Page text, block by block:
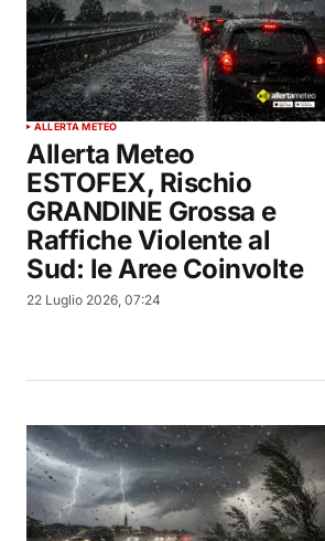
ALLERTA METEO
Allerta Meteo
ESTOFEX, Rischio
GRANDINE Grossa e
Raffiche Violente al
Sud: le Aree Coinvolte
22 Luglio 2026, 07:24